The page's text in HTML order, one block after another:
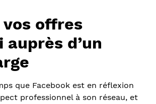
offres
auprès d’un
que Facebook est en réflexion
professionnel à son réseau, et